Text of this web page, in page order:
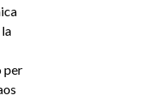
per